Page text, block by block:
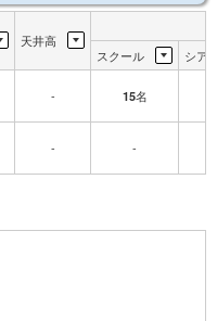
天井高
スクール
シア
- 15名
- -